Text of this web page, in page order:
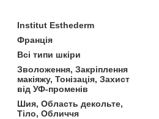
Institut Esthederm
Франція
Всі типи шкіри
Зволоження, Закріплення
макіяжу, Тонізація, Захист
від УФ-променів
Шия, Область декольте,
Тіло, Обличчя